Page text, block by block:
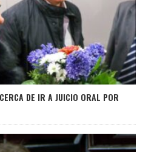
DE IR A JUICIO ORAL POR